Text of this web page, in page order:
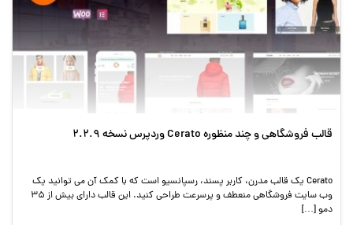
قالب فروشگاهی و چند منظوره Cerato وردپرس نسخه 2.2.9
Cerato یک قالب مدرن، کاربر پسند، رسپانسیو است که با کمک آن می توانید یک
وب سایت فروشگاهی منعطف و پرسرعت طراحی کنید. این قالب دارای بیش از 35
دمو […]